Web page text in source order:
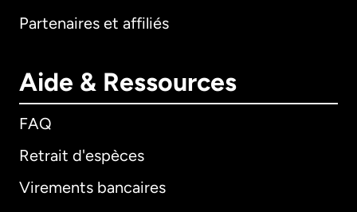
Partenaires et affiliés
Aide & Ressources
FAQ
Retrait d'espèces
Virements bancaires